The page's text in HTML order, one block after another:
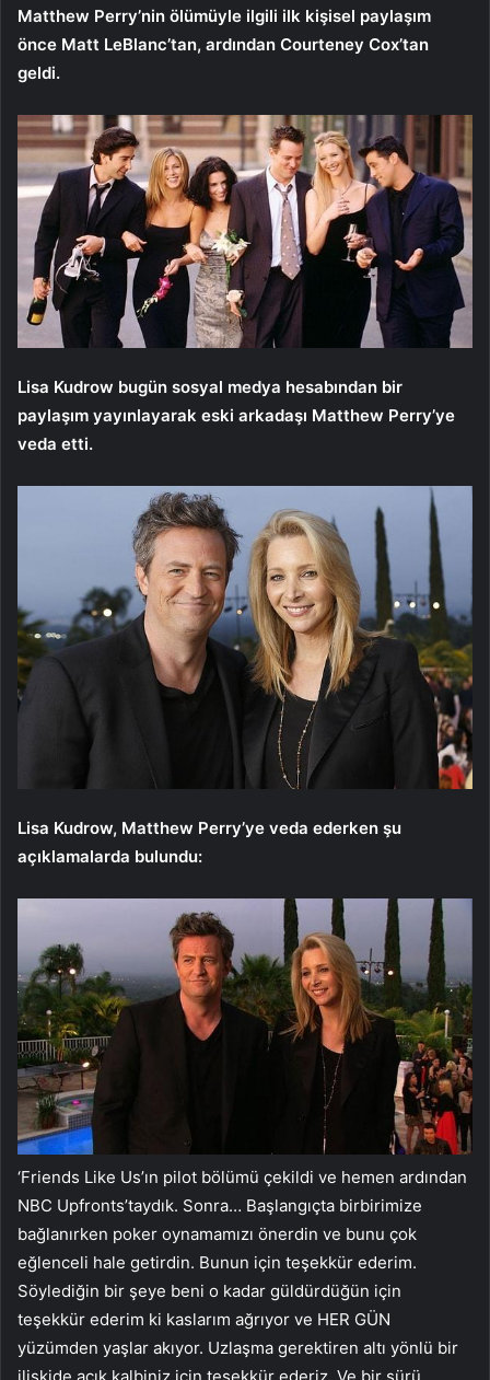
Matthew Perry’nin ölümüyle ilgili ilk kişisel paylaşım
önce Matt LeBlanc’tan, ardından Courteney Cox’tan
geldi.
Lisa Kudrow bugün sosyal medya hesabından bir
paylaşım yayınlayarak eski arkadaşı Matthew Perry’ye
veda etti.
Lisa Kudrow, Matthew Perry’ye veda ederken şu
açıklamalarda bulundu:
‘Friends Like Us’ın pilot bölümü çekildi ve hemen ardından
NBC Upfronts’taydık. Sonra… Başlangıçta birbirimize
bağlanırken poker oynamamızı önerdin ve bunu çok
eğlenceli hale getirdin. Bunun için teşekkür ederim.
Söylediğin bir şeye beni o kadar güldürdüğün için
teşekkür ederim ki kaslarım ağrıyor ve HER GÜN
yüzümden yaşlar akıyor. Uzlaşma gerektiren altı yönlü bir
ilişkide açık kalbiniz için teşekkür ederiz. Ve bir sürü